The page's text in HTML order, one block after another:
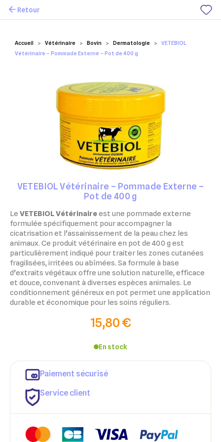
Mes favoris
Accueil Vétérinaire Bovin Dermatologie
VETEBIOL
Vétérinaire – Pommade Externe – Pot de 400 g
Retour
VETEBIOL Vétérinaire – Pommade Externe –
Pot de 400 g
Le VETEBIOL Vétérinaireest une pommade externe
formulée spécifiquement pour accompagner la
cicatrisation et l’assainissement de la peau chez les
animaux. Ce produit vétérinaire en pot de 400 g est
particulièrement indiqué pour traiter les zones cutanées
fragilisées, irritées ou abîmées. Sa formule à base
d’extraits végétaux offre une solution naturelle, efficace
et douce, convenant à diverses espèces animales. Le
conditionnement généreux en pot permet une application
durable et économique pour les soins réguliers.
15,80 €
En stock
Paiement sécurisé
Service client